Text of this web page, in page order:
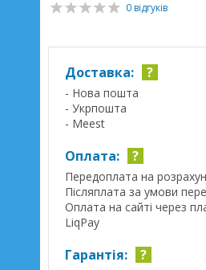
0 відгуків
Доставка: ?
- Нова пошта
- Укрпошта
- Meest
Оплата: ?
Передоплата на
Післяплата за умови
Оплата на сайті через
LiqPay
Гарантія: ?